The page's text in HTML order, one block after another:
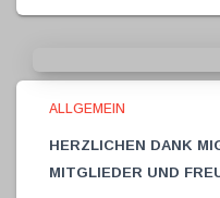
ALLGEMEIN
Herzlichen Dank
Mitglieder und